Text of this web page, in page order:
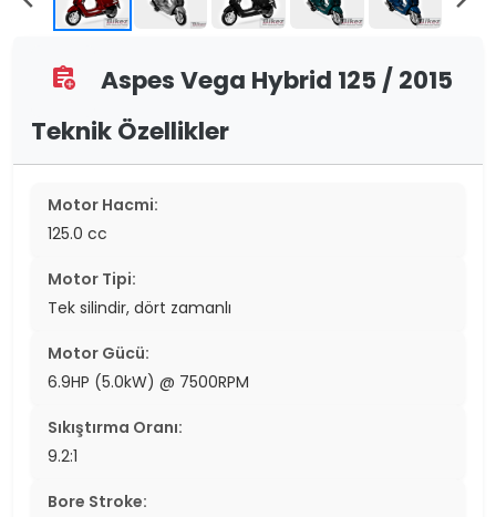
assignment_add
Aspes Vega Hybrid 125 / 2015
Teknik Özellikler
Motor Hacmi:
125.0 cc
Motor Tipi:
Tek silindir, dört zamanlı
Motor Gücü:
6.9HP (5.0kW) @ 7500RPM
Sıkıştırma Oranı:
9.2:1
Bore Stroke: